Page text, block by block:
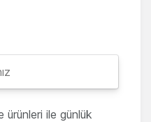
ile günlük